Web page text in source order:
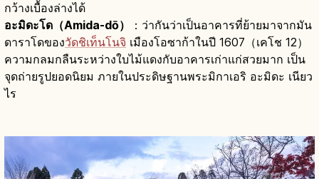
กว้างเบื้องล่างได้
อะมิดะโด（Amida-dō）
：ว่ากันว่าเป็นอาคารที่ย้ายมาจากมัน
ดาราโดของวัดชิเท็นโนจิ เมืองโอซาก้าในปี 1607（เคโช 12）
ความกลมกลืนระหว่างใบไม้แดงกับอาคารเก่าแก่สวยมาก เป็น
จุดถ่ายรูปยอดนิยม ภายในประดิษฐานพระมิกาเอริ อะมิดะ เนียว
ไร